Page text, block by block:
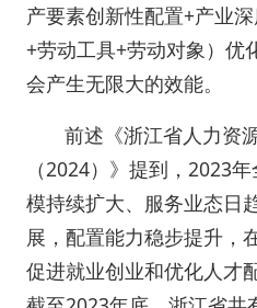
产要素创新性配置+产业
+劳动工具+劳动对象）优
会产生无限大的效能。
前述《浙江省人力资
（2024）》提到，2023
模持续扩大、服务业态日
展，配置能力稳步提升，
促进就业创业和优化人才